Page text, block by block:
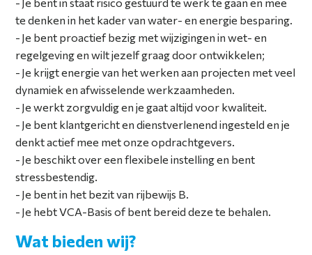
te denken in het kader van water- en energie besparing.
Je bent proactief bezig met wijzigingen in wet- en
regelgeving en wilt jezelf graag door ontwikkelen;
Je krijgt energie van het werken aan projecten met veel
dynamiek en afwisselende werkzaamheden.
Je werkt zorgvuldig en je gaat altijd voor kwaliteit.
Je bent klantgericht en dienstverlenend ingesteld en je
denkt actief mee met onze opdrachtgevers.
Je beschikt over een flexibele instelling en bent
stressbestendig.
Je bent in het bezit van rijbewijs B.
Je hebt VCA-Basis of bent bereid deze te behalen.
Wat bieden wij?